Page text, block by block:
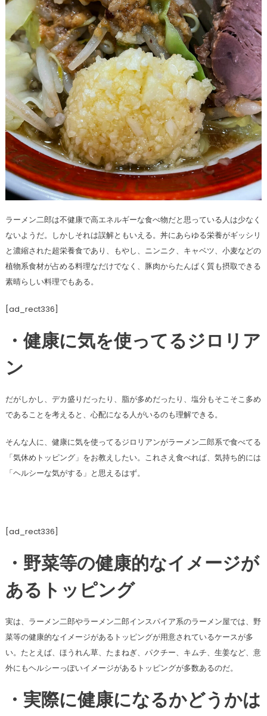
ラーメン二郎は不健康で高エネルギーな食べ物だと思っている人は少なく
ないようだ。しかしそれは誤解ともいえる。丼にあらゆる栄養がギッシリ
と濃縮された超栄養食であり、もやし、ニンニク、キャベツ、小麦などの
植物系食材が占める料理なだけでなく、豚肉からたんぱく質も摂取できる
素晴らしい料理でもある。
[ad_rect336]
・健康に気を使ってるジロリア
ン
だがしかし、デカ盛りだったり、脂が多めだったり、塩分もそこそこ多め
であることを考えると、心配になる人がいるのも理解できる。
そんな人に、健康に気を使ってるジロリアンがラーメン二郎系で食べてる
「気休めトッピング」をお教えしたい。これさえ食べれば、気持ち的には
「ヘルシーな気がする」と思えるはず。
[ad_rect336]
・野菜等の健康的なイメージが
あるトッピング
実は、ラーメン二郎やラーメン二郎インスパイア系のラーメン屋では、野
菜等の健康的なイメージがあるトッピングが用意されているケースが多
い。たとえば、ほうれん草、たまねぎ、パクチー、キムチ、生姜など、意
外にもヘルシーっぽいイメージがあるトッピングが多数あるのだ。
・実際に健康になるかどうかは